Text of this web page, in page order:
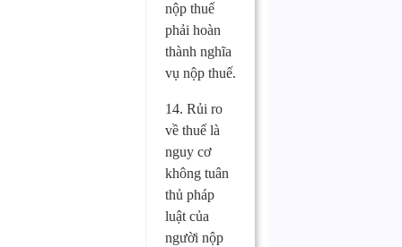
nộp thuế
phải hoàn
thành nghĩa
vụ nộp thuế.
14. Rủi ro
về thuế là
nguy cơ
không tuân
thủ pháp
luật của
người nộp